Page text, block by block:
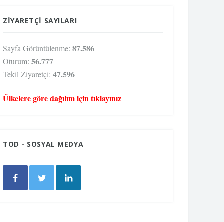
ZIYARETÇI SAYILARI
Sayfa Görüntülenme: 87.586
Oturum: 56.777
Tekil Ziyaretçi: 47.596
Ülkelere göre dağılım için tıklayınız
TOD - SOSYAL MEDYA